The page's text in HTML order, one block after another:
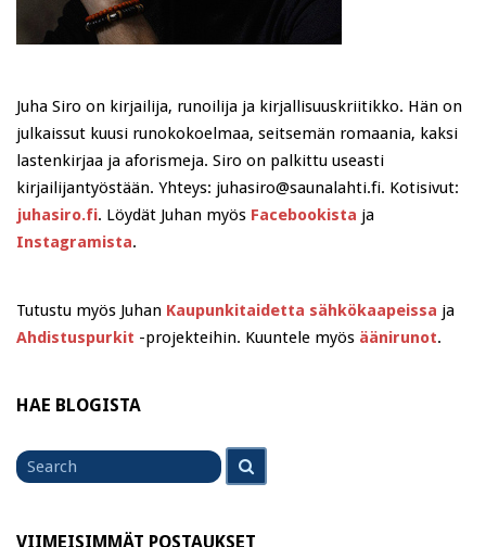
Juha Siro on kirjailija, runoilija ja kirjallisuuskriitikko. Hän on
julkaissut kuusi runokokoelmaa, seitsemän romaania, kaksi
lastenkirjaa ja aforismeja. Siro on palkittu useasti
kirjailijantyöstään. Yhteys: juhasiro@saunalahti.fi. Kotisivut:
juhasiro.fi. Löydät Juhan myös Facebookista ja
Instagramista.
Tutustu myös Juhan Kaupunkitaidetta sähkökaapeissa ja
Ahdistuspurkit -projekteihin. Kuuntele myös äänirunot.
HAE BLOGISTA
Search
for
VIIMEISIMMÄT POSTAUKSET